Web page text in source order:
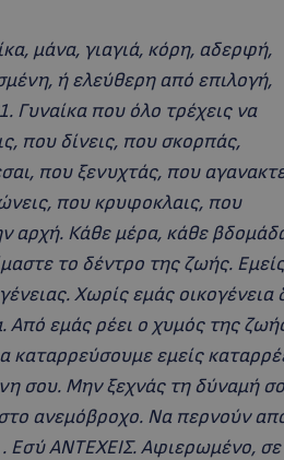
μάνα, γιαγιά, κόρη, αδερφή,
ή ελεύθερη από επιλογή,
Γυναίκα που όλο τρέχεις να
που δίνεις, που σκορπάς,
που ξενυχτάς, που
που κρυφοκλαις, που
αρχή. Κάθε μέρα, κάθε
το δέντρο της ζωής.
Χωρίς εμάς οικογένεια
Από εμάς ρέει ο χυμός της
καταρρεύσουμε εμείς
σου. Μην ξεχνάς τη δύναμή
ανεμόβροχο. Να περνούν
. Εσύ ΑΝΤΕΧΕΙΣ. Αφιερωμένο, σε